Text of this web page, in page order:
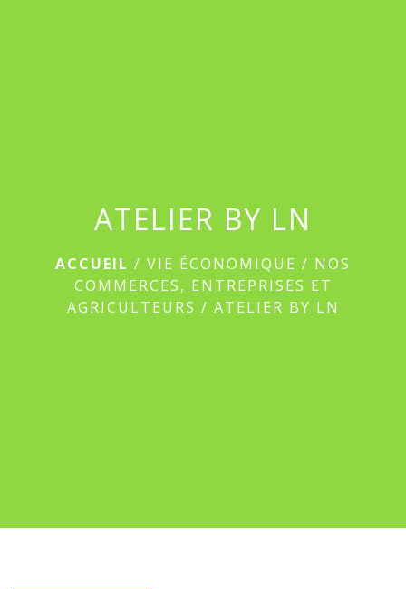
ATELIER BY LN
ACCUEIL / VIE ÉCONOMIQUE / NOS
COMMERCES, ENTREPRISES ET
AGRICULTEURS / ATELIER BY LN